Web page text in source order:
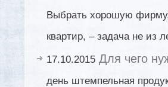
Выбрать хорошую фирму,
квартир, – задача не из
17.10.2015 Для чего
день штемпельная